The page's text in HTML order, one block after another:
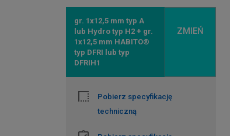
gr. 1x12,5 mm typ A
lub Hydro typ H2 + gr.
1x12,5 mm HABITO®
typ DFRI lub typ
DFRIH1
ZMIEŃ
Pobierz specyfikację
techniczną